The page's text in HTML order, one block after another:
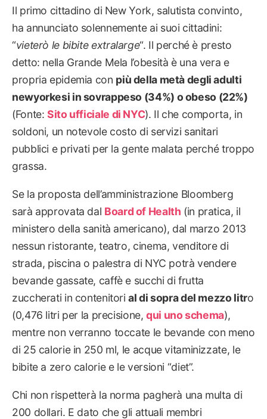
Il primo cittadino di New York, salutista convinto,
ha annunciato solennemente ai suoi cittadini:
“vieterò le bibite extralarge“. Il perché è presto
detto: nella Grande Mela l’obesità è una vera e
propria epidemia con più della metà degli adulti
newyorkesi in sovrappeso (34%) o obeso (22%)
(Fonte:Sito ufficiale di NYC). Il che comporta, in
soldoni, un notevole costo di servizi sanitari
pubblici e privati per la gente malata perché troppo
grassa.
Se la proposta dell’amministrazione Bloomberg
sarà approvata dal Board of Health (in pratica, il
ministero della sanità americano), dal marzo 2013
nessun ristorante, teatro, cinema, venditore di
strada, piscina o palestra di NYC potrà vendere
bevande gassate, caffè e succhi di frutta
zuccherati in contenitorial di sopra del mezzo litro
(0,476 litri per la precisione,qui uno schema),
mentre non verranno toccate le bevande con meno
di 25 calorie in 250 ml, le acque vitaminizzate, le
bibite a zero calorie e le versioni “diet”.
Chi non rispetterà la norma pagherà una multa di
200 dollari. E dato che gli attuali membri